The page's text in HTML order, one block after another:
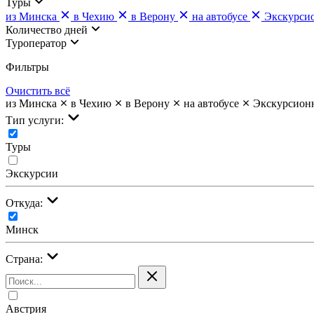
из Минска
в Чехию в Верону на автобусе
Количество дней
Туроператор
Фильтры
Очистить всё
из Минска
в Чехию в Верону на автобусе
Тип услуги:
Туры
Экскурсии
Откуда:
Минск
Страна:
Австрия